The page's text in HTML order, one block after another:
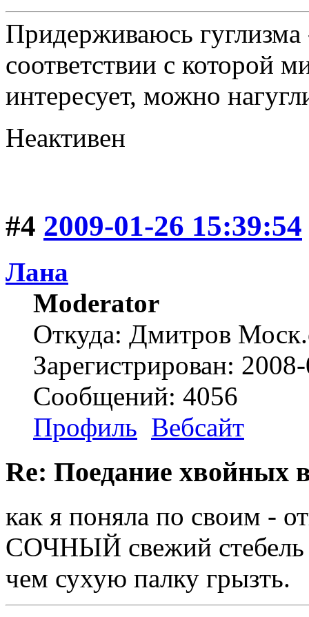
Придерживаюсь
соответствии с которой
интересует, можно
Неактивен
#4 2009-01-26 15:39:54
Лана
Moderator
Откуда: Дмитров
Зарегистрирован:
Сообщений: 4056
Профиль Вебсайт
Re: Поедание хвойных
как я поняла по своим -
СОЧНЫЙ свежий стебель
чем сухую палку грызть.